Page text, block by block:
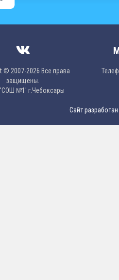
© 2007-2026 Все права
защищены.
№1' г.Чебоксары
Сайт